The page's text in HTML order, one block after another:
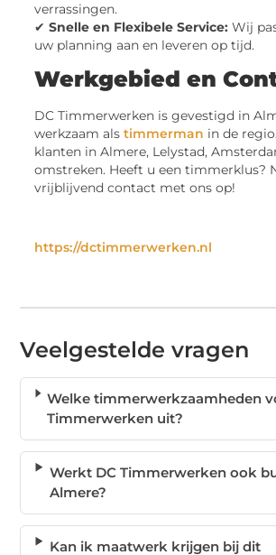
verrassingen.
✔Snelle en Flexibele Service: Wij
uw planning aan en leveren op tijd.
Werkgebied en
DC Timmerwerken is gevestigd in
werkzaam alstimmerman in de
klanten in Almere, Lelystad,
omstreken. Heeft u een timmerklus?
vrijblijvend contact met ons op!
https://dctimmerwerken.nl
Veelgestelde vragen
Welke timmerwerkzaamheden
Timmerwerken uit?
Werkt DC Timmerwerken ook
Almere?
Kan ik maatwerk krijgen bij dit